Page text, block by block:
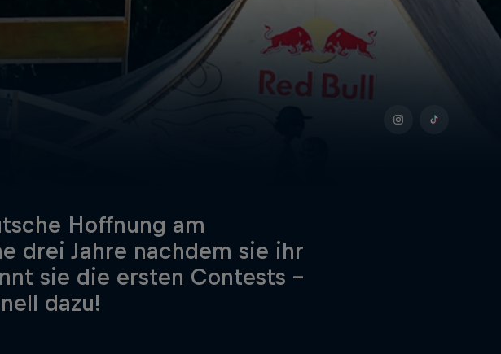
Hoffnung am
drei Jahre nachdem sie ihr
sie die ersten Contests –
dazu!